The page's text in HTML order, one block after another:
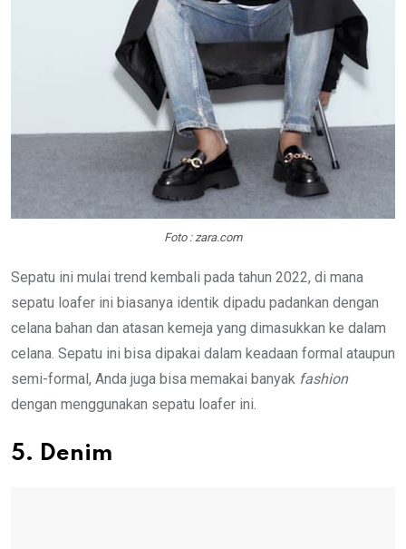
Foto : zara.com
Sepatu ini mulai trend kembali pada tahun 2022, di mana
sepatu loafer ini biasanya identik dipadu padankan dengan
celana bahan dan atasan kemeja yang dimasukkan ke dalam
celana. Sepatu ini bisa dipakai dalam keadaan formal ataupun
semi-formal, Anda juga bisa memakai banyak fashion
dengan menggunakan sepatu loafer ini.
5. Denim